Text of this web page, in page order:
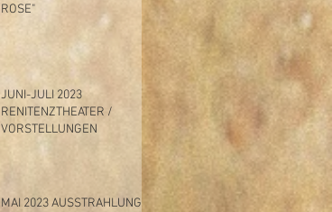
ROSE"
JUNI-JULI 2023
RENITENZTHEATER /
VORSTELLUNGEN
MAI 2023 AUSSTRAHLUNG